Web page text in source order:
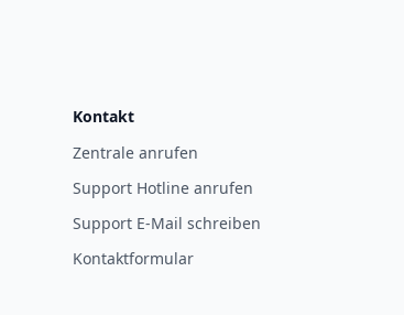
Kontakt
Zentrale anrufen
Support Hotline anrufen
Support E-Mail schreiben
Kontaktformular